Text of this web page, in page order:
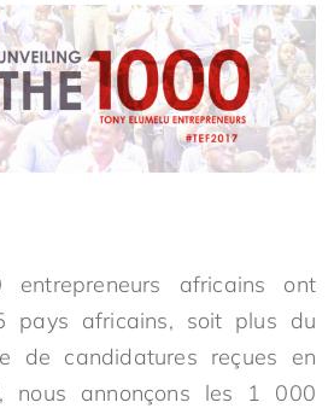
africains ont
pays africains, soit plus du
de candidatures reçues en
nous annonçons les 1 000